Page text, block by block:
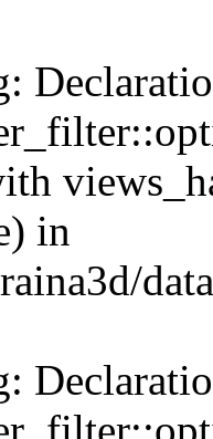
in